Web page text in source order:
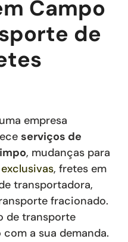
Campo
de
empresa
serviços de
, mudanças para
, fretes em
transportadora,
fracionado.
de transporte
a sua demanda.